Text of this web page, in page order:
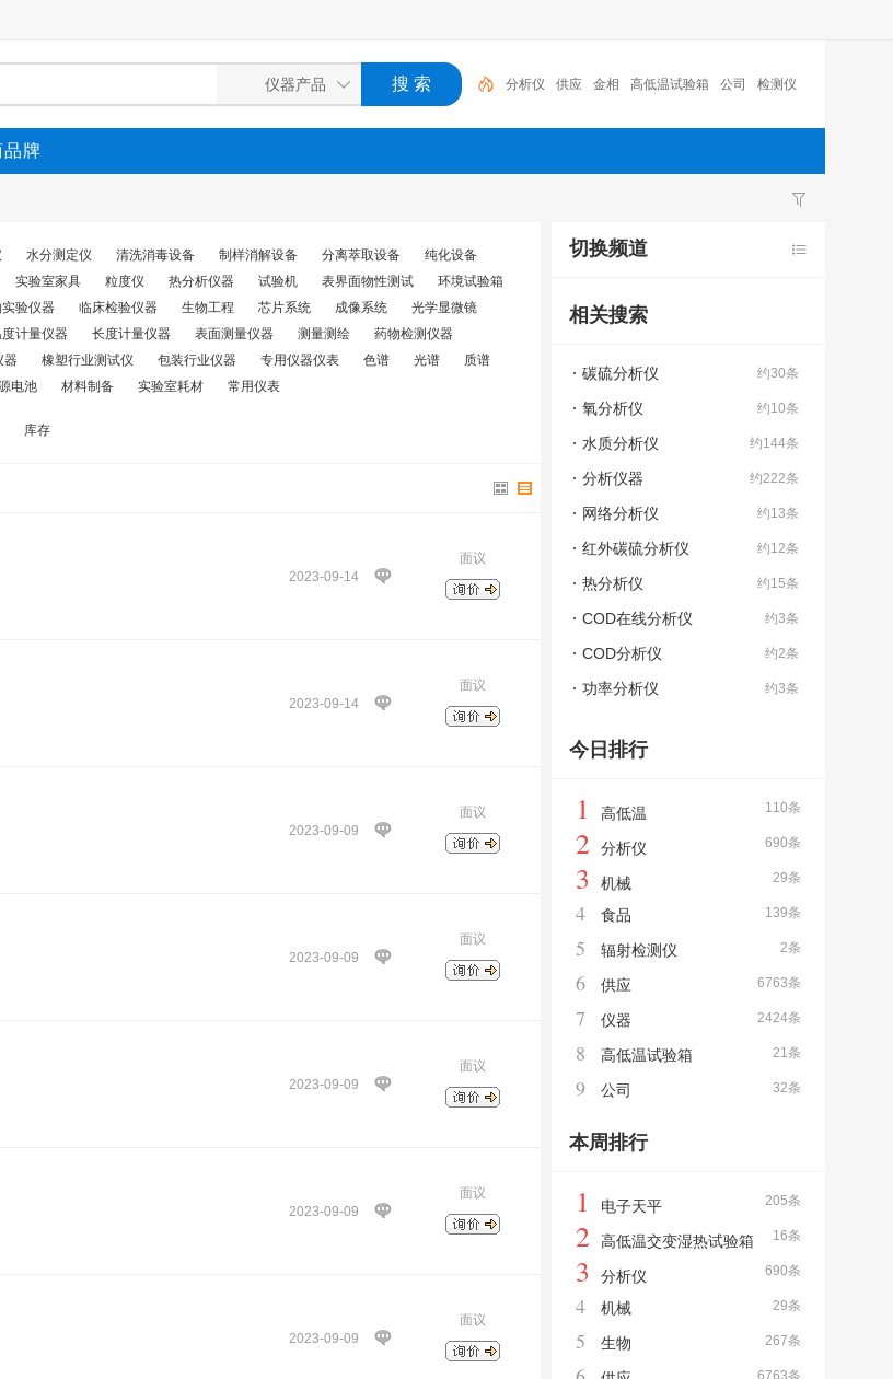
分析仪 供应 金相 高低温试验箱 公司 检测仪
高低温 冲击试验机 机械 仪器
品牌
水分测定仪 清洗消毒设备 制样消解设备 分离萃取设备
纯化设备
实验室家具 粒度仪 热分析仪器 试验机 表界面物性测试
环境试验箱
验仪器 临床检验仪器 生物工程 芯片系统 成像系统
光学显微镜
计量仪器 长度计量仪器 表面测量仪器 测量测绘
药物检测仪器
器 橡塑行业测试仪 包装行业仪器 专用仪器仪表 色谱 光谱
质谱
电池 材料制备 实验室耗材 常用仪表
库存
2023-09-14
面议
2023-09-14
面议
2023-09-09
面议
2023-09-09
面议
2023-09-09
面议
2023-09-09
面议
2023-09-09
面议
切换频道
相关搜索
约30条
碳硫分析仪
约10条
氧分析仪
约144条
水质分析仪
约222条
分析仪器
约13条
网络分析仪
约12条
红外碳硫分析仪
约15条
热分析仪
约3条
COD在线分析仪
约2条
COD分析仪
约3条
功率分析仪
今日排行
110条
1 高低温
690条
2 分析仪
29条
3 机械
139条
4 食品
2条
5 辐射检测仪
6763条
6 供应
2424条
7 仪器
21条
8 高低温试验箱
32条
9 公司
本周排行
205条
1 电子天平
16条
2 高低温交变湿热试验箱
690条
3 分析仪
29条
4 机械
267条
5 生物
6763条